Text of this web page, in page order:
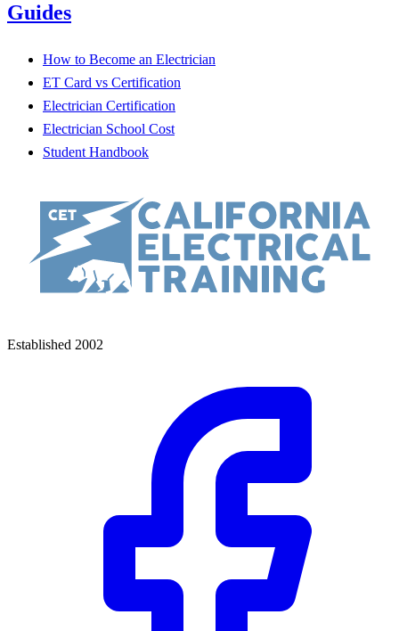
Guides
How to Become an Electrician
ET Card vs Certification
Electrician Certification
Electrician School Cost
Student Handbook
Established 2002